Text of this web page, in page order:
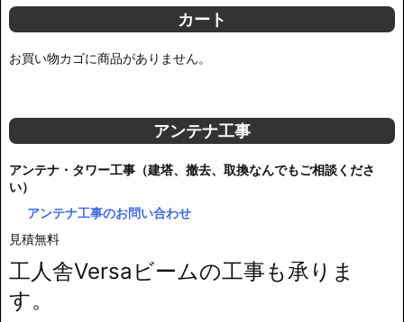
カート
お買い物カゴに商品がありません。
アンテナ工事
アンテナ・タワー工事（建塔、撤去、取換なんでもご相談くださ
い）
アンテナ工事のお問い合わせ
見積無料
工人舎Versaビームの工事も承りま
す。